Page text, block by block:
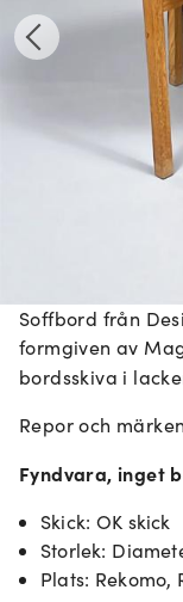
Soffbord från
formgiven av
bordsskiva i
Repor och
Fyndvara, inget
Skick: OK skick
Storlek:
Plats: Rekomo,